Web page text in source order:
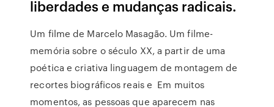
liberdades e mudanças radicais.
Um filme de Marcelo Masagão. Um filme-
memória sobre o século XX, a partir de uma
poética e criativa linguagem de montagem de
recortes biográficos reais e Em muitos
momentos, as pessoas que aparecem nas